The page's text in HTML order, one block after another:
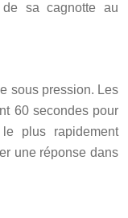
sa cagnotte au
sous pression. Les
60 secondes pour
plus rapidement
une réponse dans